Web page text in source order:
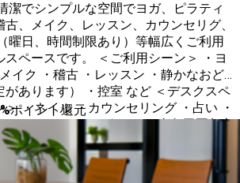
潔でシンプルな空間でヨガ、ピラティ
、メイク、レッスン、カウンセリグ、
曜日、時間制限あり）等幅広くご利用
＜ご利用シーン＞ ・ヨ
イク ・稽古 ・レッスン ・静かなおど
ます） ・控室 など ＜デスクスペ
・ネイル ・カウンセリング ・占い ・
ーティング など ＊東急田園都市
ペース
でご利用用途たくさん！ ※楽器演奏、カ
%ポイント還元